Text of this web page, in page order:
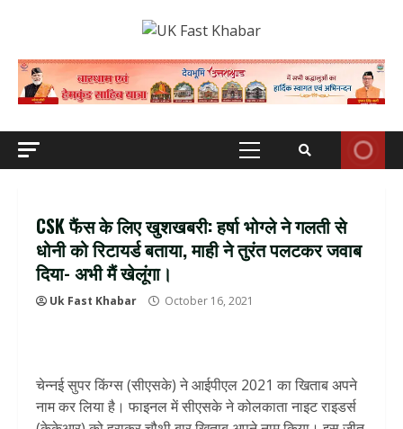
Primary
CSK फैंस के लिए खुशखबरी: हर्षा भोग्ले ने गलती से
धोनी को रिटायर्ड बताया, माही ने तुरंत पलटकर जवाब
दिया- अभी मैं खेलूंगा।
Uk Fast Khabar October 16, 2021
चेन्नई सुपर किंग्स (सीएसके) ने आईपीएल 2021 का खिताब अपने
नाम कर लिया है। फाइनल में सीएसके ने कोलकाता नाइट राइडर्स